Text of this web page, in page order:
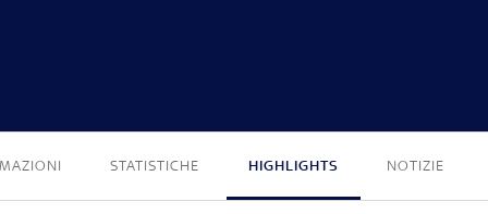
STATISTICHE HIGHLIGHTS NOTIZIE